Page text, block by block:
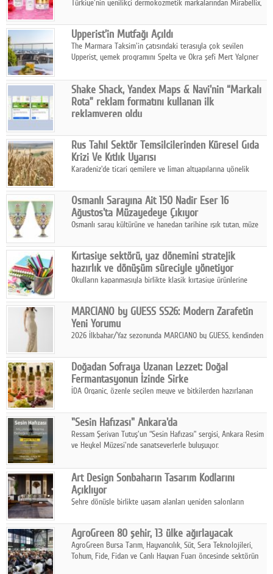
Türkiye'nin yenilikçi dermokozmetik markalarından Mirabellix,
ürünleriyle hem yurt içinde hem de uluslararası pazarlarda
büyümesini sürdürüyor.
Upperist'in Mutfağı Açıldı
The Marmara Taksim'in çatısındaki terasıyla çok sevilen
Upperist, yemek programını Spelta ve Okra şefi Mert Yalçıner
Shake Shack, Yandex Maps & Navi'nin “Markalı
Rota” reklam formatını kullanan ilk
reklamveren oldu
artırmak amacıyla Cereyan Medya ve Yandex Ads iş birliğiyle
Yandex Maps & Navi'nin yeni "Markalı Rota" reklam formatını
kullanan ilk marka oldu.
Rus Tahıl Sektör Temsilcilerinden Küresel Gıda
Krizi Ve Kıtlık Uyarısı
Karadeniz'de ticari gemilere ve liman altyapılarına yönelik
geçirdi.
Osmanlı Sarayına Ait 150 Nadir Eser 16
Ağustos'ta Müzayedeye Çıkıyor
Osmanlı saray kültürüne ve hanedan tarihine ışık tutan, müze
Ağustos'ta Arthill Müzecilik'in düzenleyeceği özel müzayedede
koleksiyonerlerle buluşuyor
Kırtasiye sektörü, yaz dönemini stratejik
hazırlık ve dönüşüm süreciyle yönetiyor
Okulların kapanmasıyla birlikte klasik kırtasiye ürünlerine
sanat ve eğitici aktivite ürünleriyle dinamik bir biçimde
geçiriyor.
MARCIANO by GUESS SS26: Modern Zarafetin
Yeni Yorumu
2026 İlkbahar/Yaz sezonunda MARCIANO by GUESS, kendinden
Doğadan Sofraya Uzanan Lezzet: Doğal
Fermantasyonun İzinde Sirke
İDA Organic, özenle seçilen meyve ve bitkilerden hazırlanan
sofralarına taşıyor.
"Sesin Hafızası" Ankara'da
Ressam Şerivan Tutuş'un “Sesin Hafızası” sergisi, Ankara Resim
ve Heykel Müzesi'nde sanatseverlerle buluşuyor.
Art Design Sonbaharın Tasarım Kodlarını
Açıklıyor
Şehre dönüşle birlikte yaşam alanları yeniden salonların
sonbaharın tasarım kodlarını açıklıyor.
AgroGreen 80 şehir, 13 ülke ağırlayacak
AgroGreen Bursa Tarım, Hayvancılık, Süt, Sera Teknolojileri,
Tohum, Fide, Fidan ve Canlı Hayvan Fuarı öncesinde sektörün